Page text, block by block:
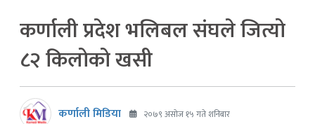
कर्णाली प्रदेश भलिबल संघले जित्यो
८२ किलोको खसी
कर्णाली मिडिया २०७९ असोज १५ गते शनिबार